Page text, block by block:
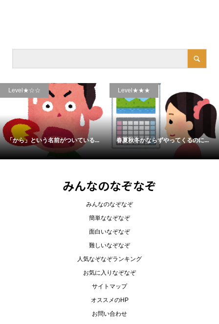
Level★☆☆
「から」という名前がついている...
Level★★★
春夏秋冬かならずやってくるのに...
みんなのなぞなぞ
みんなのなぞなぞ
簡単ななぞなぞ
面白いなぞなぞ
難しいなぞなぞ
人気なぞなぞランキング
お気に入りなぞなぞ
サイトマップ
オススメのHP
お問い合わせ